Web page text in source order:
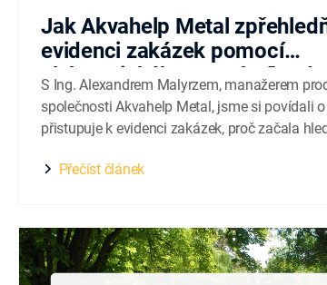
Jak Akvahelp Metal
evidenci zakázek pomocí
elektronického stavebního
S Ing. Alexandrem Malyrzem, manažerem
společnosti Akvahelp Metal, jsme si povídali
přistupuje k evidenci zakázek, proč začala
praxe. Akvahelp Metal se specializuje na
Přečíst článek